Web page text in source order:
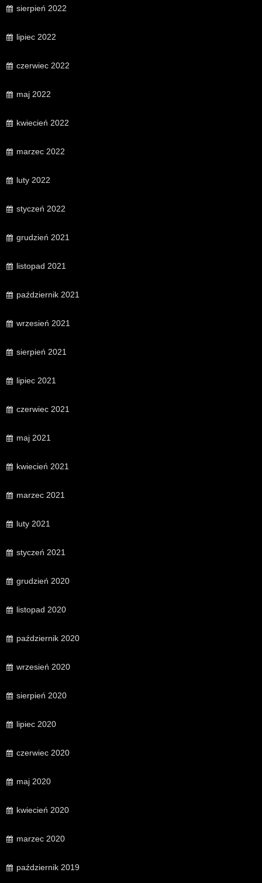
sierpień 2022
lipiec 2022
czerwiec 2022
maj 2022
kwiecień 2022
marzec 2022
luty 2022
styczeń 2022
grudzień 2021
listopad 2021
październik 2021
wrzesień 2021
sierpień 2021
lipiec 2021
czerwiec 2021
maj 2021
kwiecień 2021
marzec 2021
luty 2021
styczeń 2021
grudzień 2020
listopad 2020
październik 2020
wrzesień 2020
sierpień 2020
lipiec 2020
czerwiec 2020
maj 2020
kwiecień 2020
marzec 2020
październik 2019